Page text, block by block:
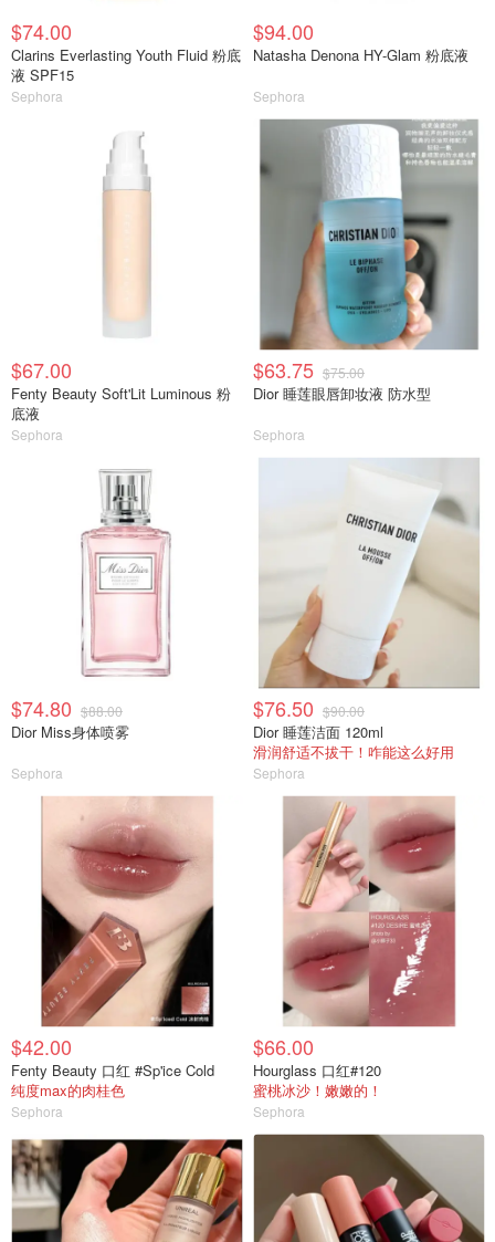
$74.00
Clarins Everlasting Youth Fluid 粉底
液 SPF15
Sephora
$94.00
Natasha Denona HY-Glam 粉底液
Sephora
$67.00
Fenty Beauty Soft'Lit Luminous 粉
底液
Sephora
$63.75 $75.00
Dior 睡莲眼唇卸妆液 防水型
Sephora
$74.80 $88.00
Dior Miss身体喷雾
Sephora
$76.50 $90.00
Dior 睡莲洁面 120ml
滑润舒适不拔干！咋能这么好用
Sephora
$42.00
Fenty Beauty 口红 #Sp'ice Cold
纯度max的肉桂色
Sephora
$66.00
Hourglass 口红#120
蜜桃冰沙！嫩嫩的！
Sephora